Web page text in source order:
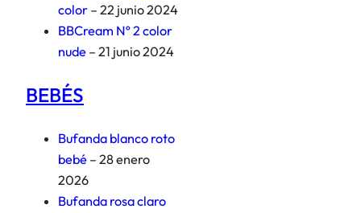
color – 22 junio 2024
BBCream Nº 2 color
nude – 21 junio 2024
BEBÉS
Bufanda blanco roto
bebé – 28 enero
2026
Bufanda rosa claro